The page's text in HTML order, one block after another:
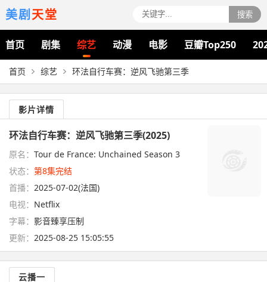
美剧天堂 搜索
首页 剧集 综艺 动漫 电影 豆瓣Top250
首页 综艺 环法自行车赛：逆风飞驰第三季
影片详情
环法自行车赛：逆风飞驰第三季(2025)
原名： Tour de France: Unchained Season 3
状态： 第8集完结
首播： 2025-07-02(法国)
电视： Netflix
字幕： 影音臻享压制
更新： 2025-08-25 15:05:55
云播一